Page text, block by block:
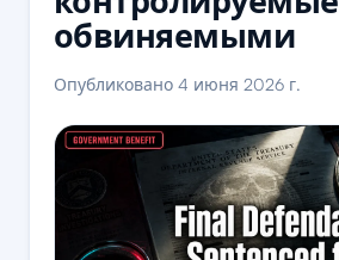
обвиняемыми
Опубликовано 4 июня 2026 г.